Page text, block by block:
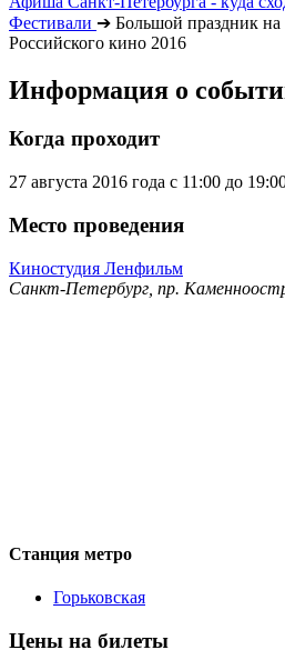
Фестивали ➔ Большой праздник
Российского кино 2016
Информация о
Когда проходит
27 августа 2016 года с 11:00 до
Место проведения
Киностудия Ленфильм
Санкт-Петербург, пр.
Станция метро
Горьковская
Цены на билеты